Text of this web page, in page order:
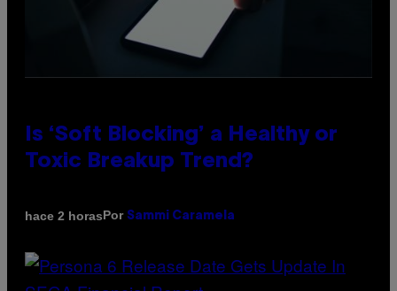
Is ‘Soft Blocking’ a Healthy or
Toxic Breakup Trend?
hace 2 horasPor Sammi Caramela